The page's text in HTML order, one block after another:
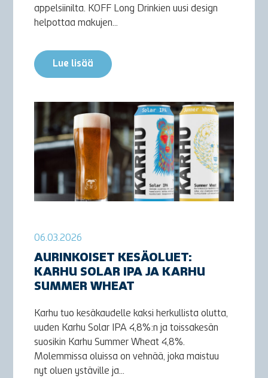
appelsiinilta. KOFF Long Drinkien uusi design
helpottaa makujen...
Lue lisää
06.03.2026
AURINKOISET KESÄOLUET:
KARHU SOLAR IPA JA KARHU
SUMMER WHEAT
Karhu tuo kesäkaudelle kaksi herkullista olutta,
uuden Karhu Solar IPA 4,8%:n ja toissakesän
suosikin Karhu Summer Wheat 4,8%.
Molemmissa oluissa on vehnää, joka maistuu
nyt oluen ystäville ja...